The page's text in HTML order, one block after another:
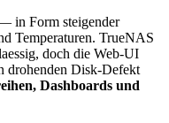
in Form steigender
Temperaturen. TrueNAS
doch die Web-UI
drohenden Disk-Defekt
Dashboards und